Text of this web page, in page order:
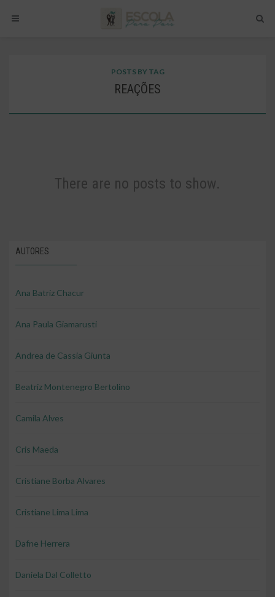
POSTS BY TAG
REAÇÕES
There are no posts to show.
AUTORES
Ana Batriz Chacur
Ana Paula Giamarusti
Andrea de Cassia Giunta
Beatriz Montenegro Bertolino
Camila Alves
Cris Maeda
Cristiane Borba Alvares
Cristiane Lima Lima
Dafne Herrera
Daniela Dal Colletto